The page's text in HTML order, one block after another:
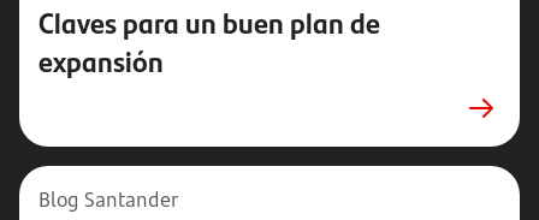
Claves para un buen plan de
expansión
Blog Santander